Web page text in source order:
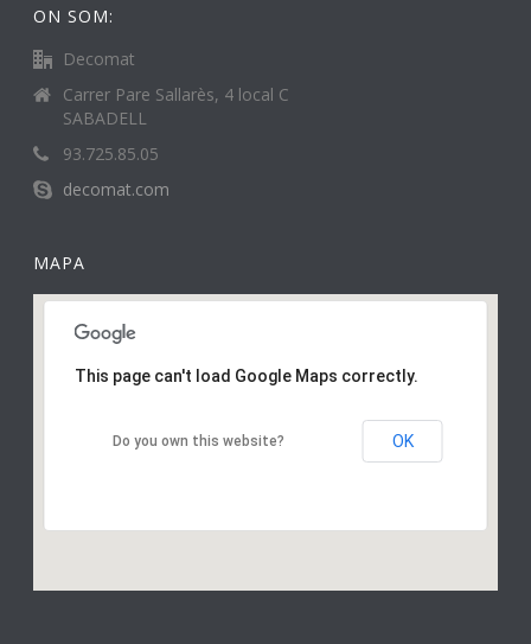
ON SOM:
Decomat
Carrer Pare Sallarès, 4 local C
SABADELL
93.725.85.05
decomat.com
MAPA
This page can't load Google Maps correctly.
Do you own this website? OK